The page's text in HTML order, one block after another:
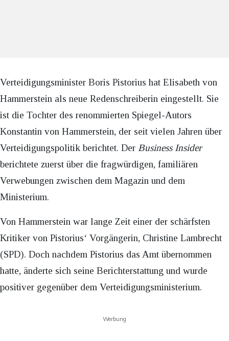
Verteidigungsminister Boris Pistorius hat Elisabeth von
Hammerstein als neue Redenschreiberin eingestellt. Sie
ist die Tochter des renommierten Spiegel-Autors
Konstantin von Hammerstein, der seit vielen Jahren über
Verteidigungspolitik berichtet. Der Business Insider
berichtete zuerst über die fragwürdigen, familiären
Verwebungen zwischen dem Magazin und dem
Ministerium.
Von Hammerstein war lange Zeit einer der schärfsten
Kritiker von Pistorius‘ Vorgängerin, Christine Lambrecht
(SPD). Doch nachdem Pistorius das Amt übernommen
hatte, änderte sich seine Berichterstattung und wurde
positiver gegenüber dem Verteidigungsministerium.
Werbung